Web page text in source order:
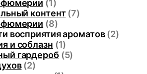
(1)
контент(7)
(8)
восприятия ароматов(2)
и соблазн (1)
гардероб (5)
(2)